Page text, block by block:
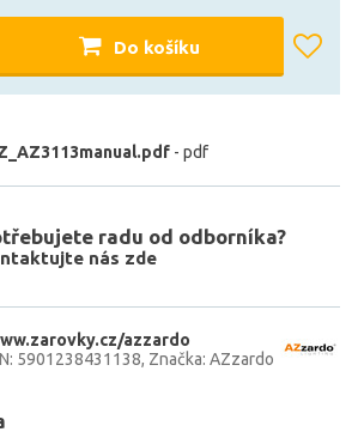
Do košíku
- pdf
radu od odborníka?
nás zde
azzardo
5901238431138 Značka: AZzardo